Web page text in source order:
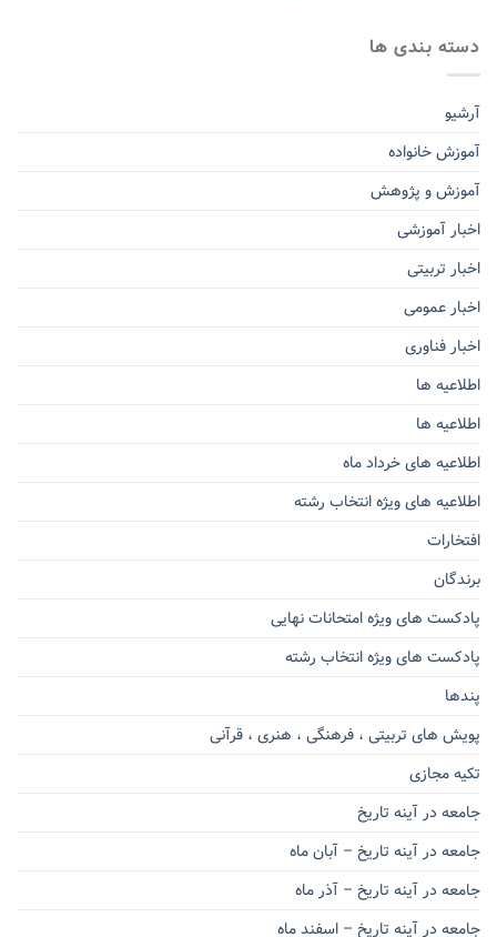
دسته بندی ها
آرشیو
آموزش خانواده
آموزش و پژوهش
اخبار آموزشی
اخبار تربیتی
اخبار عمومی
اخبار فناوری
اطلاعیه ها
اطلاعیه ها
اطلاعیه های خرداد ماه
اطلاعیه های ویژه انتخاب رشته
افتخارات
برندگان
پادکست های ویژه امتحانات نهایی
پادکست های ویژه انتخاب رشته
پندها
پویش های تربیتی ، فرهنگی ، هنری ، قرآنی
تکیه مجازی
جامعه در آینه تاریخ
جامعه در آینه تاریخ – آبان ماه
جامعه در آینه تاریخ – آذر ماه
جامعه در آینه تاریخ – اسفند ماه